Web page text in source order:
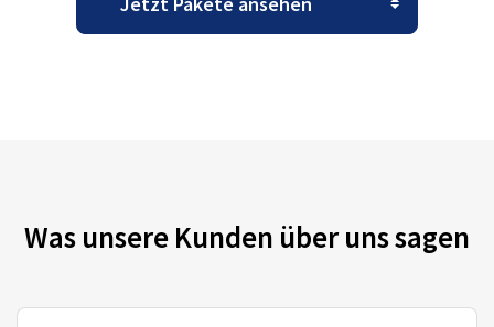
Was unsere Kunden über uns sagen